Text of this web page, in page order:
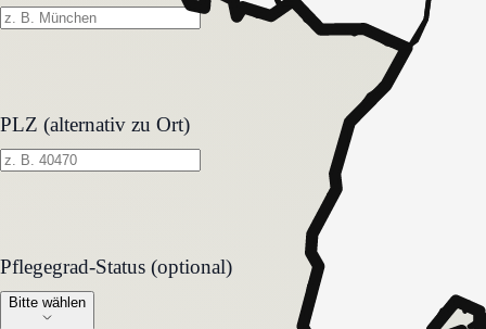
PLZ (alternativ zu Ort)
Pflegegrad-Status (optional)
Pflegegrad-Status (optional)
Bitte wählen